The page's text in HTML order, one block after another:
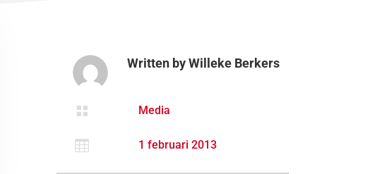
Written byWilleke Berkers
 Media
 1 februari 2013